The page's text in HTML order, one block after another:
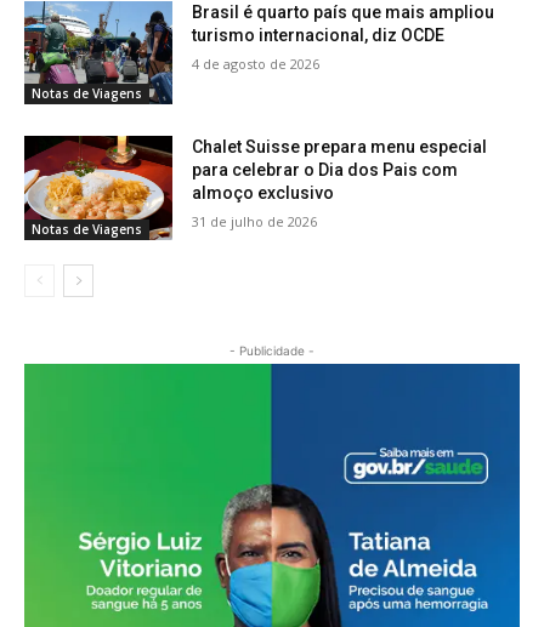
Notas de Viagens
Brasil é quarto país que mais ampliou
turismo internacional, diz OCDE
4 de agosto de 2026
Notas de Viagens
Chalet Suisse prepara menu especial
para celebrar o Dia dos Pais com
almoço exclusivo
31 de julho de 2026
- Publicidade -